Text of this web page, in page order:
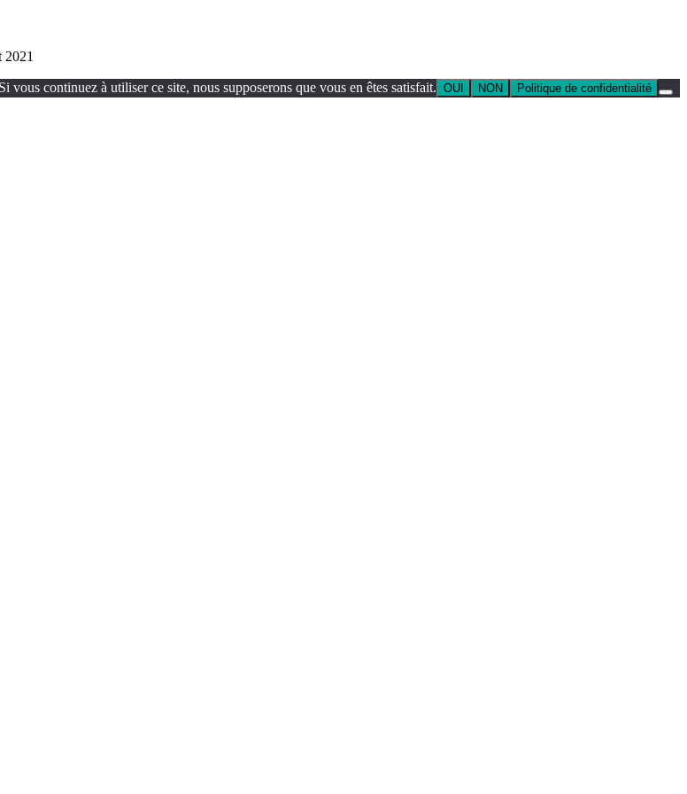
2021
continuez à utiliser ce site, nous supposerons que vous en êtes satisfait. OUI NON Politique de confidentialité